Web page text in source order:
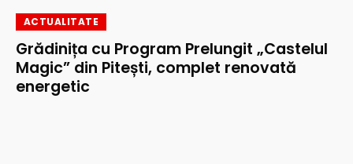
ACTUALITATE
Grădinița cu Program Prelungit „Castelul
Magic” din Pitești, complet renovată
energetic